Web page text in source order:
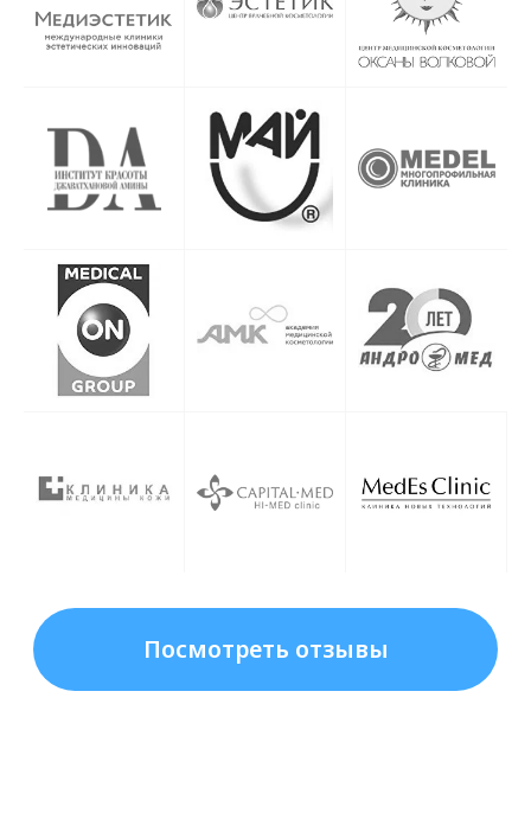
Где приобрести Sardenya Deep
Хотите заказать Cардиния Дип с
интернет-магазин предлагает
сертифицированные препараты для
косметологов. Цена Sardenya Deep
зависит от объема и комплектации,
уточняйте актуальную стоимость на
сайте.
Протокол Sardenya Deep – основные
этапы
Протокол Cардиния Дип включает
подбирает схему введения в
Техника введения Cардиния Дип –
методики применения
Техника введения Sardenya Deep